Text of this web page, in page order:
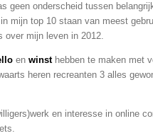
geen onderscheid tussen
in mijn top 10 staan van meest
over mijn leven in 2012.
en winsthebben te maken met
heren recreanten 3 alles
en interesse in online